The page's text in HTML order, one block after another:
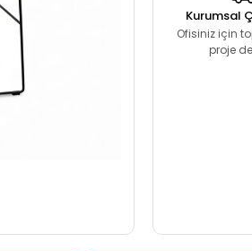
Kurumsal
Ofisiniz için
proje